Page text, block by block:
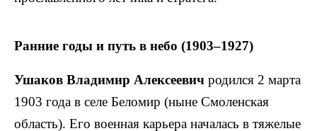
Ранние годы и путь в небо (1903–1927)
Ушаков Владимир Алексеевич родился 2 марта
1903 года в селе Беломир (ныне Смоленская
область). Его военная карьера началась в тяжелые